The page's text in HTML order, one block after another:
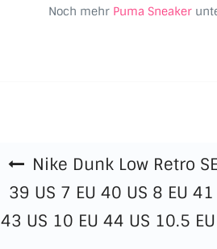
Noch mehr Puma Sneaker
Nike Dunk Low Retro
39 US 7 EU 40 US 8 EU
43 US 10 EU 44 US 10.5